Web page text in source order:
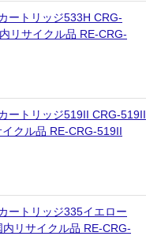
ートリッジ533H CRG-
リサイクル品 RE-CRG-
ートリッジ519II CRG-519II
クル品 RE-CRG-519II
ートリッジ335イエロー
リサイクル品 RE-CRG-